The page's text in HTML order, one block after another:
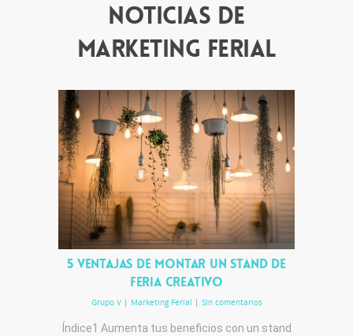
Noticias de
marketing ferial
5 ventajas de montar un stand de
feria creativo
Grupo V | Marketing Ferial | Sin comentarios
Índice1 Aumenta tus beneficios con un stand